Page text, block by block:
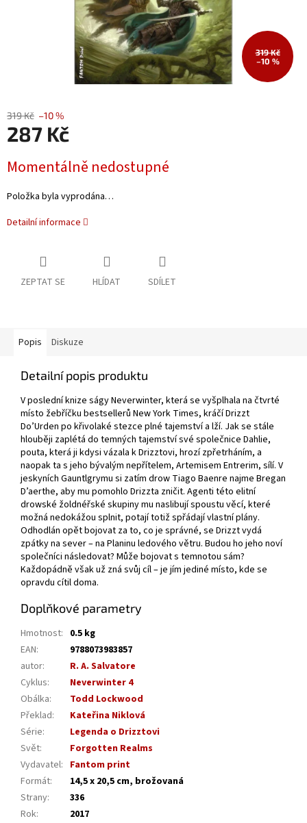
319 Kč
–10 %
319 Kč –10 %
287 Kč
cena:
Momentálně nedostupné
Položka byla vyprodána…
Detailní informace
ZEPTAT SE HLÍDAT SDÍLET
Popis Diskuze
Detailní popis produktu
V poslední knize ságy Neverwinter, která se vyšplhala na čtvrté
místo žebříčku bestsellerů New York Times, kráčí Drizzt
Do’Urden po křivolaké stezce plné tajemství a lží. Jak se stále
hlouběji zaplétá do temných tajemství své společnice Dahlie,
pouta, která ji kdysi vázala k Drizztovi, hrozí zpřetrháním, a
naopak ta s jeho bývalým nepřítelem, Artemisem Entrerim, sílí. V
jeskyních Gauntlgrymu si zatím drow Tiago Baenre najme Bregan
D’aerthe, aby mu pomohlo Drizzta zničit. Agenti této elitní
drowské žoldnéřské skupiny mu naslibují spoustu věcí, které
možná nedokážou splnit, potají totiž spřádají vlastní plány.
Odhodlán opět bojovat za to, co je správné, se Drizzt vydá
zpátky na sever – na Planinu ledového větru. Budou ho jeho noví
společníci následovat? Může bojovat s temnotou sám?
Každopádně však už zná svůj cíl – je jím jediné místo, kde se
opravdu cítil doma.
Doplňkové parametry
Hmotnost: 0.5 kg
EAN:
9788073983857
autor:
R. A. Salvatore
Cyklus:
Neverwinter 4
Obálka:
Todd Lockwood
Překlad:
Kateřina Niklová
Série:
Legenda o Drizztovi
Svět:
Forgotten Realms
Vydavatel: Fantom print
Formát:
14,5 x 20,5 cm, brožovaná
Strany:
336
Rok:
2017